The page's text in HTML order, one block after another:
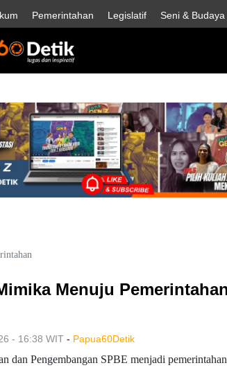
Pemerintahan Legislatif Seni & Budaya
Menuju
- 16:38 WIT - Papua60Detik